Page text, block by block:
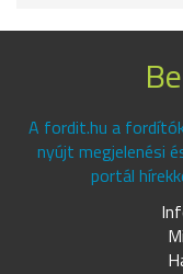
A fordit.hu a
nyújt megjelenési
portál